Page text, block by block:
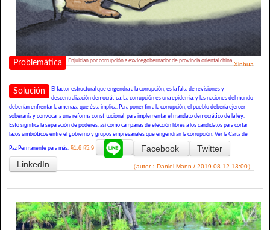
Problemática Enjuician por corrupción a exvicegobernador de provincia oriental china.
Xinhua
Solución
El factor estructural que engendra a la corrupción, es la falta de revisiones y
descentralización democrática. La corrupción es una epidemia, y las naciones del mundo
deberían enfrentar la amenaza que ésta implica. Para poner fin a la corrupción, el pueblo debería ejercer
soberanía y convocar a una reforma constitucional para implementar el mandato democrático de la ley.
Esto significa la separación de poderes, así como campañas de elección libres a los candidatos para cortar
lazos simbióticos entre el gobierno y grupos empresariales que engendran la corrupción. Ver la Carta de
Paz Permanente para más. §1.6 §5.9 Facebook
Twitter
LinkedIn
（autor：Daniel Mann / 2019-08-12 13:00）